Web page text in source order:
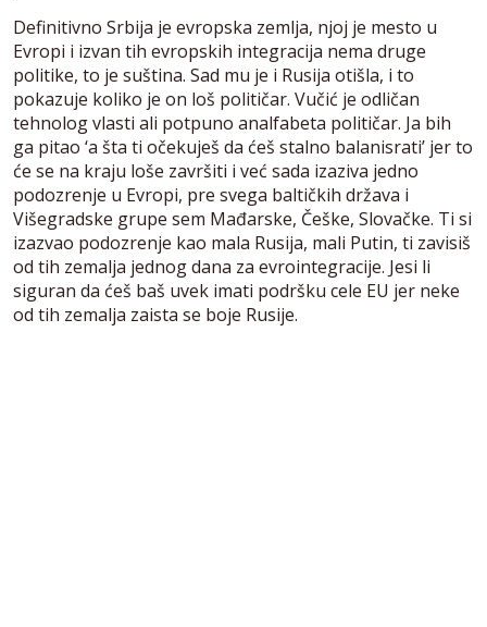
Definitivno Srbija je evropska zemlja, njoj je mesto u
Evropi i izvan tih evropskih integracija nema druge
politike, to je suština. Sad mu je i Rusija otišla, i to
pokazuje koliko je on loš političar. Vučić je odličan
tehnolog vlasti ali potpuno analfabeta političar. Ja bih
ga pitao ‘a šta ti očekuješ da ćeš stalno balanisrati’ jer to
će se na kraju loše završiti i već sada izaziva jedno
podozrenje u Evropi, pre svega baltičkih država i
Višegradske grupe sem Mađarske, Češke, Slovačke. Ti si
izazvao podozrenje kao mala Rusija, mali Putin, ti zavisiš
od tih zemalja jednog dana za evrointegracije. Jesi li
siguran da ćeš baš uvek imati podršku cele EU jer neke
od tih zemalja zaista se boje Rusije.